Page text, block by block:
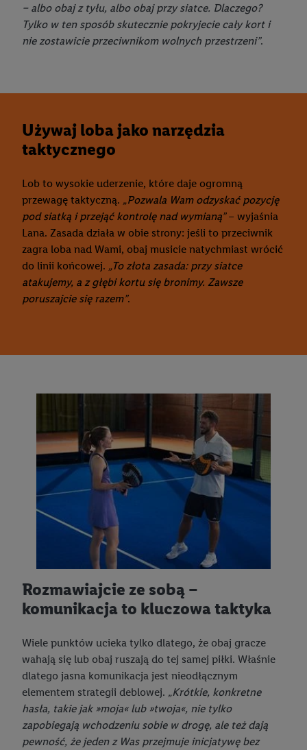
– albo obaj z tyłu, albo obaj przy siatce. Dlaczego?
Tylko w ten sposób skutecznie pokryjecie cały kort i
nie zostawicie przeciwnikom wolnych przestrzeni”.
Używaj loba jako narzędzia
taktycznego
Lob to wysokie uderzenie, które daje ogromną
przewagę taktyczną. „Pozwala Wam odzyskać pozycję
pod siatką i przejąć kontrolę nad wymianą”– wyjaśnia
Lana. Zasada działa w obie strony: jeśli to przeciwnik
zagra loba nad Wami, obaj musicie natychmiast wrócić
do linii końcowej. „To złota zasada: przy siatce
atakujemy, a z głębi kortu się bronimy. Zawsze
poruszajcie się razem”.
Rozmawiajcie ze sobą –
komunikacja to kluczowa taktyka
Wiele punktów ucieka tylko dlatego, że obaj gracze
wahają się lub obaj ruszają do tej samej piłki. Właśnie
dlatego jasna komunikacja jest nieodłącznym
elementem strategii deblowej. „Krótkie, konkretne
hasła, takie jak »moja« lub »twoja«, nie tylko
zapobiegają wchodzeniu sobie w drogę, ale też dają
pewność, że jeden z Was przejmuje inicjatywę bez